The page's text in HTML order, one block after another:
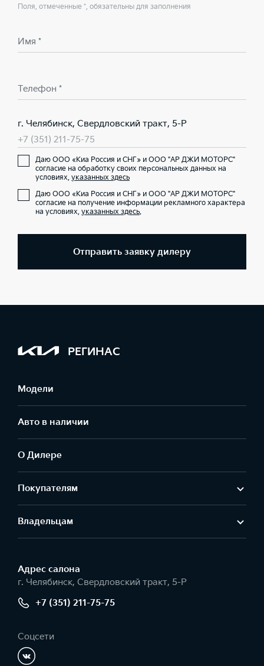
Поля, отмеченные *, обязательны для заполнения
Имя *
Телефон *
г. Челябинск, Свердловский тракт, 5-Р
+7 (351) 211-75-75
Даю ООО «Киа Россия и СНГ» и ООО "АР ДЖИ МОТОРС"
согласие на обработку своих персональных данных на
условиях, указанных здесь
Даю ООО «Киа Россия и СНГ» и ООО "АР ДЖИ МОТОРС"
согласие на получение информации рекламного характера
на условиях, указанных здесь.
Отправить заявку дилеру
РЕГИНАС
Модели
Авто в наличии
О Дилере
Покупателям
Владельцам
Адрес салонa
г. Челябинск, Свердловский тракт, 5-Р
+7 (351) 211-75-75
Соцсети